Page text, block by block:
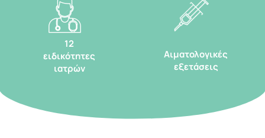
12
ειδικότητες
ιατρών
Αιματολογικές
εξετάσεις